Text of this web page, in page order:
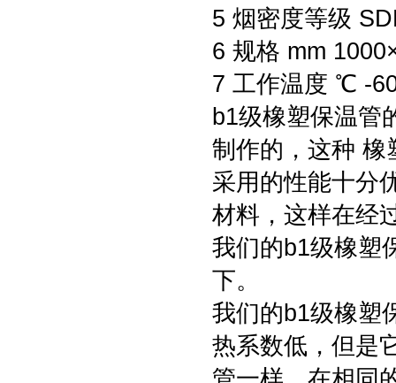
5 烟密度等级
6 规格 mm
7 工作温度 ℃ -
b1级橡塑保温管
制作的，这种 橡
采用的性能十分
材料，这样在经
我们的b1级橡塑
下。
我们的b1级橡塑
热系数低，但是